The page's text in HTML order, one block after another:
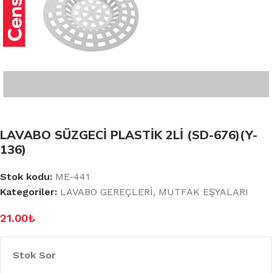
LAVABO SÜZGECİ PLASTİK 2Lİ (SD-676)(Y-
136)
Stok kodu: ME-441
Kategoriler: LAVABO GEREÇLERİ, MUTFAK EŞYALARI
21.00₺
Stok Sor